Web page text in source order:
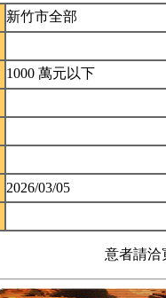
新竹市全部
1000 萬元以下
2026/03/05
意者請洽